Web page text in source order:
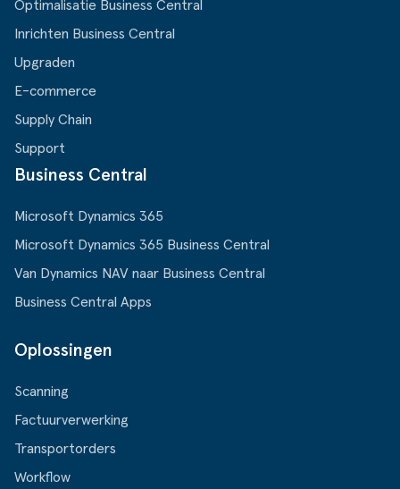
Optimalisatie Business Central
Inrichten Business Central
Upgraden
E-commerce
Supply Chain
Support
Business Central
Microsoft Dynamics 365
Microsoft Dynamics 365 Business Central
Van Dynamics NAV naar Business Central
Business Central Apps
Oplossingen
Scanning
Factuurverwerking
Transportorders
Workflow